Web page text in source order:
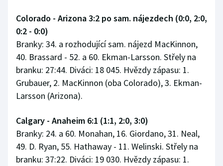
Colorado - Arizona 3:2 po sam. nájezdech (0:0, 2:0,
0:2 - 0:0)
Branky: 34. a rozhodující sam. nájezd MacKinnon,
40. Brassard - 52. a 60. Ekman-Larsson. Střely na
branku: 27:44. Diváci: 18 045. Hvězdy zápasu: 1.
Grubauer, 2. MacKinnon (oba Colorado), 3. Ekman-
Larsson (Arizona).
Calgary - Anaheim 6:1 (1:1, 2:0, 3:0)
Branky: 24. a 60. Monahan, 16. Giordano, 31. Neal,
49. D. Ryan, 55. Hathaway - 11. Welinski. Střely na
branku: 37:22. Diváci: 19 030. Hvězdy zápasu: 1.